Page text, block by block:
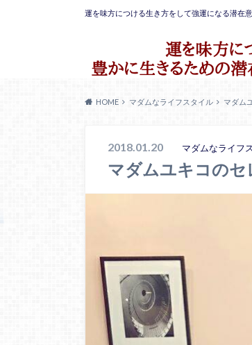
運を味方につける生き方をして強運になる潜在
HOME マダムなライフスタイル マダム
2018.01.20 マダムなライフ
マダムユキコの